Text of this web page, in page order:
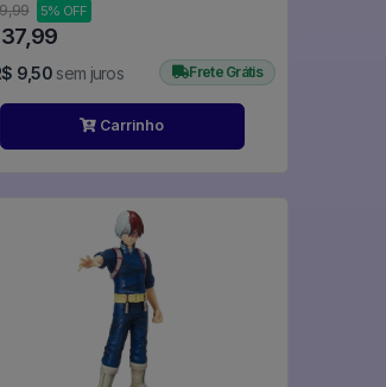
5% OFF
9,50 sem juros Frete Grátis
Carrinho